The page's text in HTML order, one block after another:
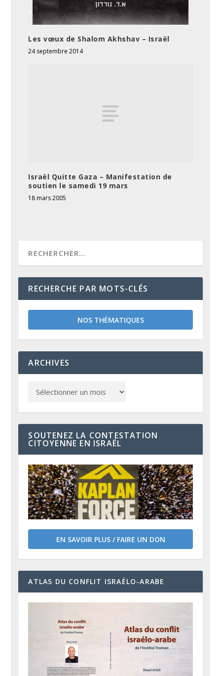
Les vœux de Shalom Akhshav – Israël
24 septembre 2014
Israël Quitte Gaza – Manifestation de
soutien le samedi 19 mars
18 mars 2005
RECHERCHE PAR MOTS-CLÉS
NOS THÉMATIQUES
ARCHIVES
SOUTENEZ LA CONTESTATION
CITOYENNE EN ISRAËL
EN SAVOIR PLUS / FAIRE UN DON
ATLAS DU CONFLIT ISRAÉLO-ARABE